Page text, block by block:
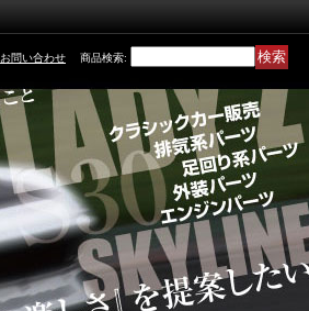
お問い合わせ 商品検索: